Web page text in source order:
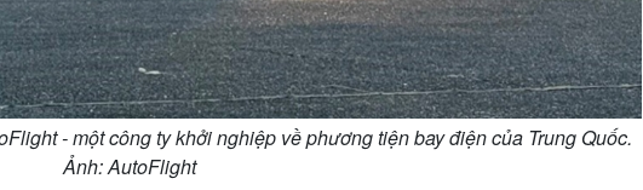
- một công ty khởi nghiệp về phương tiện bay điện của Trung Quốc.
Ảnh: AutoFlight